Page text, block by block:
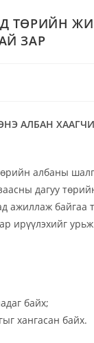
ТӨРИЙН
ЗАР
АЛБАН
албаны
дагуу
ажиллаж байгаа
ирүүлэхийг
байх;
хангасан байх.